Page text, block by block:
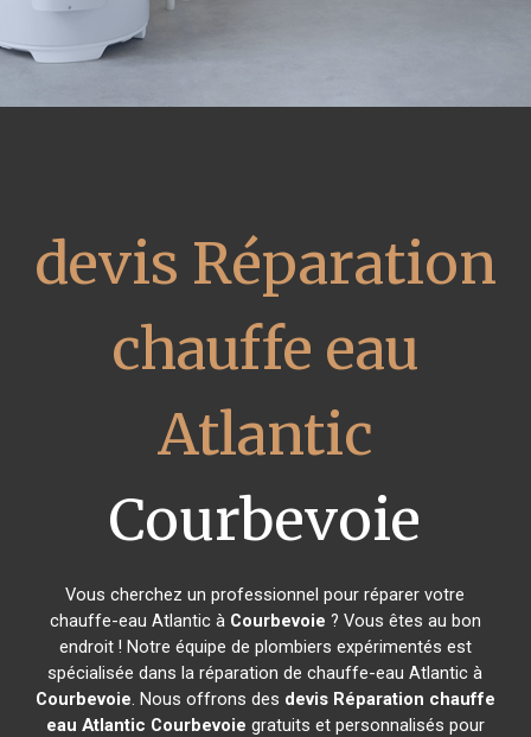
devis Réparation
chauffe eau
Atlantic
Courbevoie
Vous cherchez un professionnel pour réparer votre
chauffe-eau Atlantic à Courbevoie ? Vous êtes au bon
endroit ! Notre équipe de plombiers expérimentés est
spécialisée dans la réparation de chauffe-eau Atlantic à
Courbevoie. Nous offrons des devis Réparation chauffe
eau Atlantic Courbevoie gratuits et personnalisés pour